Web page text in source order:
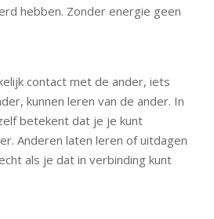
hebben. Zonder energie geen
contact met de ander, iets
kunnen leren van de ander. In
betekent dat je je kunt
Anderen laten leren of uitdagen
als je dat in verbinding kunt